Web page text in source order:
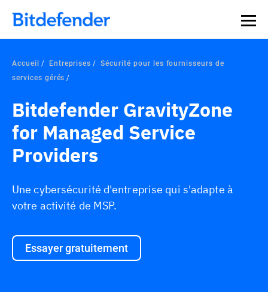
Souveraineté des données en cybersécurité : webinaire
en direct, le 30 juillet .Inscrivez-vous >>
Accueil Entreprises
Sécurité pour les fournisseurs de
services gérés
Bitdefender GravityZone
for Managed Service
Providers
Une cybersécurité d'entreprise qui s'adapte à
votre activité de MSP.
Essayer gratuitement